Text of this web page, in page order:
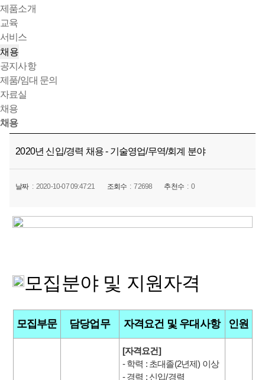
제품소개
교육
서비스
채용
공지사항
제품/임대 문의
자료실
채용
채용
2020년 신입/경력 채용 - 기술영업/무역/회계 분야
날짜 2020-10-07 09:47:21 조회수 72698 추천수 0
모집분야 및 지원자격
모집부문 담당업무 자격요건 및 우대사항 인원
[자격요건]
- 학력 : 초대졸(2년제) 이상
- 경력 : 신입/경력